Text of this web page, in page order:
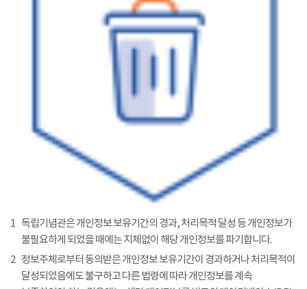
1 독립기념관은 개인정보 보유기간의 경과, 처리목적 달성 등 개인정보가
불필요하게 되었을 때에는 지체없이 해당 개인정보를 파기합니다.
2 정보주체로부터 동의받은 개인정보 보유기간이 경과하거나 처리목적이
달성되었음에도 불구하고 다른 법령에 따라 개인정보를 계속